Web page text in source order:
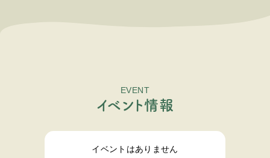
EVENT
イベン ト情報
イベントはありません